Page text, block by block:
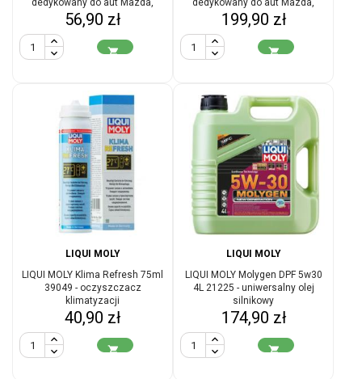
dedykowany do aut Mazda,
Mitsubishi, Land Rover
Cena
56,90 zł

dedykowany do aut Mazda,
Mitsubishi, Land Rover
Cena
199,90 zł

LIQUI MOLY
LIQUI MOLY Klima Refresh 75ml
39049 - oczyszczacz
klimatyzacji
Cena
40,90 zł

LIQUI MOLY
LIQUI MOLY Molygen DPF 5w30
4L 21225 - uniwersalny olej
silnikowy
Cena
174,90 zł
